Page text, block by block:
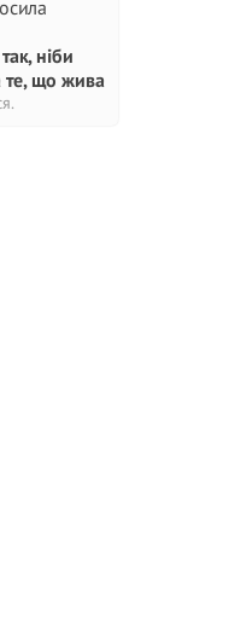
ніби
те, що жива